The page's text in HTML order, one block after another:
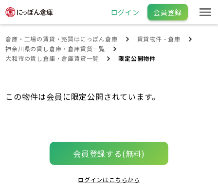
ログイン 会員登録
倉庫・工場の賃貸・売買はにっぽん倉庫
賃貸物件 - 倉庫
神奈川県の賃し倉庫・倉庫賃貸一覧
大和市の賃し倉庫・倉庫賃貸一覧
限定公開物件
この物件は会員に限定公開されています。
会員登録する(無料)
ログインはこちらから